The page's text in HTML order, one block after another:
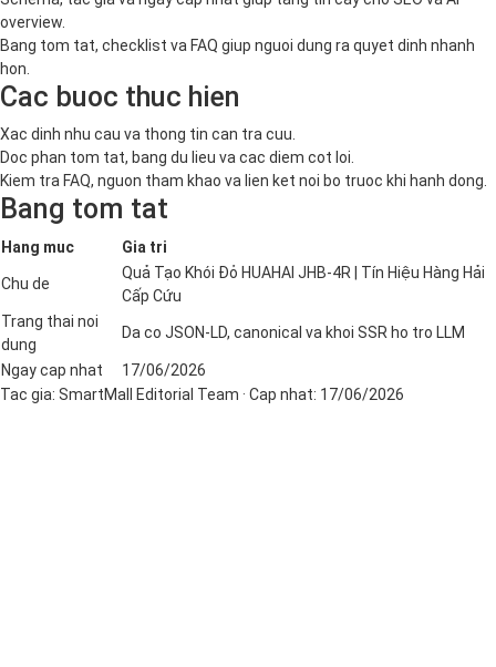
overview.
Bang tom tat, checklist va FAQ giup nguoi dung ra quyet dinh nhanh
hon.
Cac buoc thuc hien
Xac dinh nhu cau va thong tin can tra cuu.
Doc phan tom tat, bang du lieu va cac diem cot loi.
Kiem tra FAQ, nguon tham khao va lien ket noi bo truoc khi hanh dong.
Bang tom tat
Hang muc Gia tri
Chu de
Quả Tạo Khói Đỏ HUAHAI JHB-4R | Tín Hiệu Hàng Hải
Cấp Cứu
Trang thai noi
dung
Da co JSON-LD, canonical va khoi SSR ho tro LLM
Ngay cap nhat
17/06/2026
Tac gia: SmartMall Editorial Team · Cap nhat: 17/06/2026